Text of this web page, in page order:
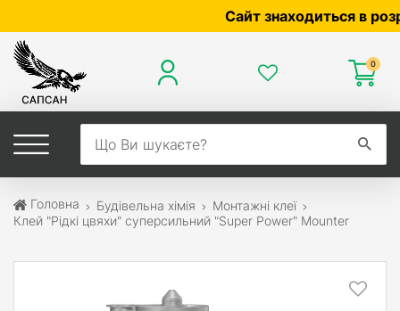
Сайт знаходиться в
0
Головна Будівельна хімія
Монтажні клеї
Клей "Рідкі цвяхи" суперсильний "Super Power" Mounter